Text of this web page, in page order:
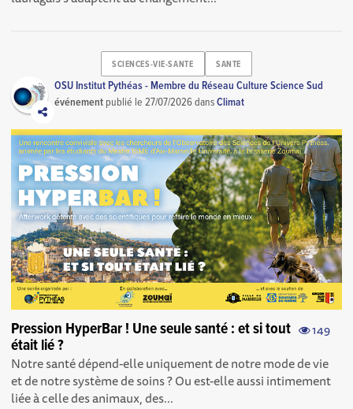
SCIENCES-VIE-SANTE SANTE
OSU Institut Pythéas - Membre du Réseau Culture Science Sud
événement publié le27/07/2026dansClimat
149
Pression HyperBar ! Une seule santé : et si tout
était lié ?
Notre santé dépend-elle uniquement de notre mode de vie
et de notre système de soins ? Ou est-elle aussi intimement
liée à celle des animaux, des...